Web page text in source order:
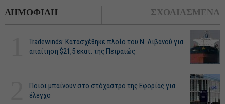
ΔΗΜΟΦΙΛΗ ΣΧΟΛΙΑΣΜΕΝΑ
Tradewinds: Κατασχέθηκε πλοίο του Ν. Λιβανού για
απαίτηση $21,5 εκατ. της Πειραιώς
Ποιοι μπαίνουν στο στόχαστρο της Εφορίας για
έλεγχο